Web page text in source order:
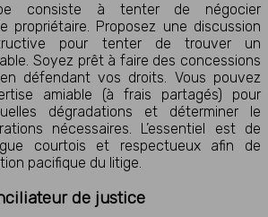
consiste à tenter de négocier
propriétaire. Proposez une discussion
pour tenter de trouver un
Soyez prêt à faire des concessions
défendant vos droits. Vous pouvez
amiable (à frais partagés) pour
dégradations et déterminer le
nécessaires. L’essentiel est de
courtois et respectueux afin de
pacifique du litige.
de justice